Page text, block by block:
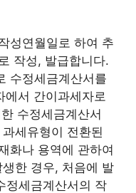
성연월일로 하여 추
작성, 발급합니다.
수정세금계산서를
에서 간이과세자로
수정세금계산서
세유형이 전환된
화나 용역에 관하여
한 경우, 처음에 발
정세금계산서의 작